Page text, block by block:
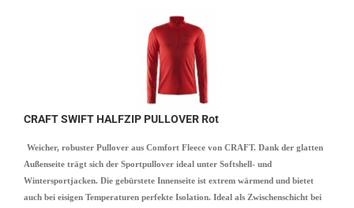
CRAFT SWIFT HALFZIP PULLOVER Rot
Weicher, robuster Pullover aus Comfort Fleece von CRAFT. Dank der glatten
Außenseite trägt sich der Sportpullover ideal unter Softshell- und
Wintersportjacken. Die gebürstete Innenseite ist extrem wärmend und bietet
auch bei eisigen Temperaturen perfekte Isolation. Ideal als Zwischenschicht bei